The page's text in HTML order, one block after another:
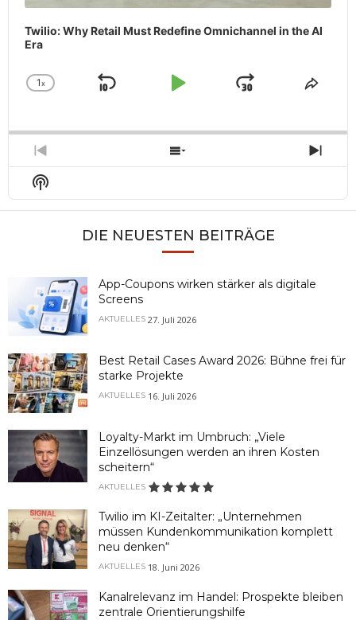
Twilio: Why Retail Must Redefine Omnichannel in the AI
Era
Change
1x
Skip
Play
Jump
Share
Previous
Episode
Show
Episodes
Next
Show
Podcast
Information
DIE NEUESTEN BEITRÄGE
App-Coupons wirken stärker als digitale
Screens
AKTUELLES 27. Juli 2026
Best Retail Cases Award 2026: Bühne frei für
starke Projekte
AKTUELLES 16. Juli 2026
Loyalty-Markt im Umbruch: „Viele
Einzellösungen werden an ihren Kosten
scheitern“
AKTUELLES
Twilio im KI-Zeitalter: „Unternehmen
müssen Kundenkommunikation komplett
neu denken“
AKTUELLES 18. Juni 2026
Kanalrelevanz im Handel: Prospekte bleiben
zentrale Orientierungshilfe